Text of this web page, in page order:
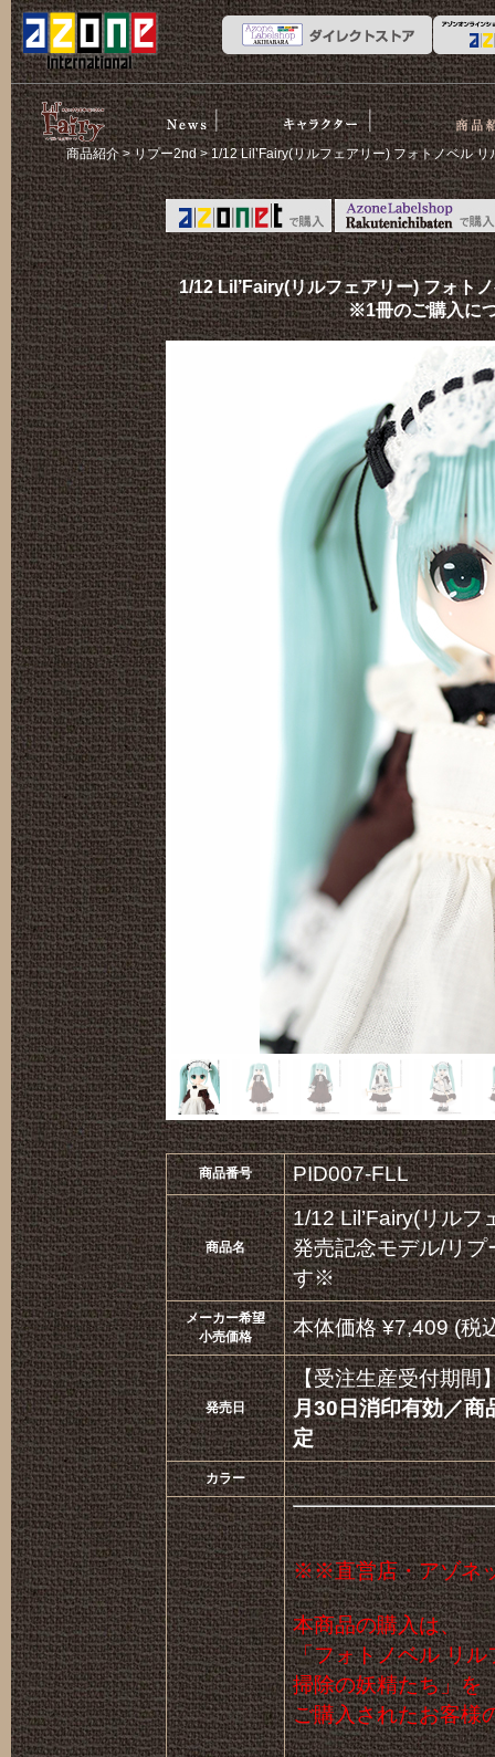
リルフェア
リー
News ストーリー
商品紹介
商品紹介>リプー2nd> 1/12 Lil’Fairy(リルフェアリー) フォトノベル
1/12 Lil’Fairy(リルフェアリー) フォト
※1冊のご購入に
商品番号 PID007-FLL
商品名
1/12 Lil’Fairy(リルフ
発売記念モデル/リ
す※
メーカー希望
小売価格
本体価格 ¥7,409 (税
発売日
【受注生産受付期間
月30日消印有効／商
定
カラー
※※直営店・アゾネ
本商品の購入は、
「フォトノベル リ
掃除の妖精たち」を
ご購入されたお客様